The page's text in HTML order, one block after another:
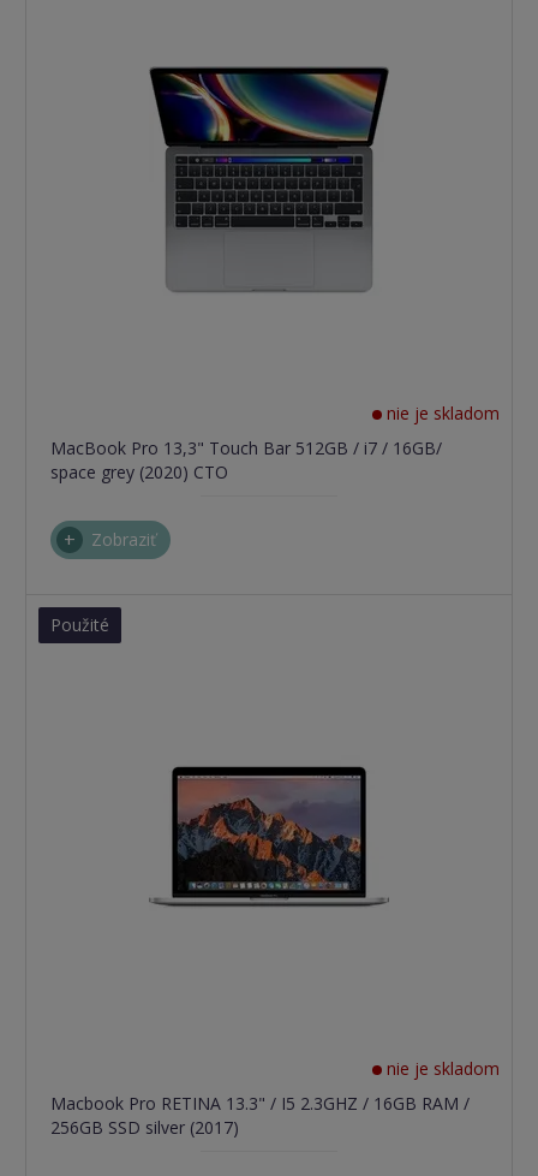
nie je skladom
MacBook Pro 13,3" Touch Bar 512GB / i7 / 16GB/
space grey (2020) CTO
Zobraziť
Použité
nie je skladom
Macbook Pro RETINA 13.3" / I5 2.3GHZ / 16GB RAM /
256GB SSD silver (2017)